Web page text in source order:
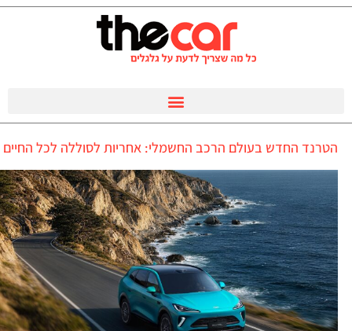
הטרנד החדש בעולם הרכב החשמלי: אחריות לסוללה לכל החיים